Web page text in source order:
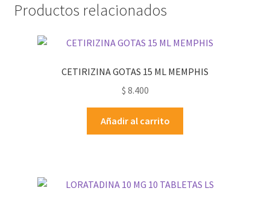
Productos relacionados
CETIRIZINA GOTAS 15 ML MEMPHIS
$ 8.400
Añadir al carrito